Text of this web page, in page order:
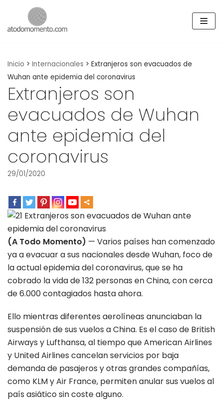
Skip
Inicio > Internacionales > Extranjeros son evacuados de
Wuhan ante epidemia del coronavirus
Extranjeros son
evacuados de Wuhan
ante epidemia del
coronavirus
29/01/2020
(A Todo Momento) — Varios países han comenzado
ya a evacuar a sus nacionales desde Wuhan, foco de
la actual epidemia del coronavirus, que se ha
cobrado la vida de 132 personas en China, con cerca
de 6.000 contagiados hasta ahora.
Ello mientras diferentes aerolíneas anunciaban la
suspensión de sus vuelos a China. Es el caso de British
Airways y Lufthansa, al tiempo que American Airlines
y United Airlines cancelan servicios por baja
demanda de pasajeros y otras grandes compañías,
como KLM y Air France, permiten anular sus vuelos al
país asiático sin coste alguno.